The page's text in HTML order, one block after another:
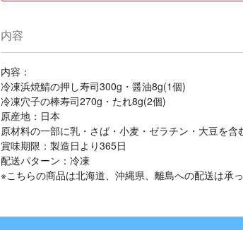
内容
内容：
冷凍浜焼鯖の押し寿司300g・醤油8g(1個)
冷凍穴子の棒寿司270g・たれ8g(2個)
原産地：日本
原材料の一部に乳・さば・小麦・ゼラチン・大豆を含
賞味期限：製造日より365日
配送パターン：冷凍
※こちらの商品は北海道、沖縄県、離島への配送は承っ